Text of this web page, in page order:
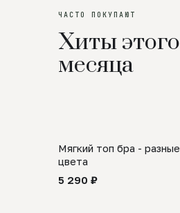
ЧАСТО ПОКУПАЮТ
Хиты этого
месяца
Мягкий топ бра - разные
цвета
5 290 ₽